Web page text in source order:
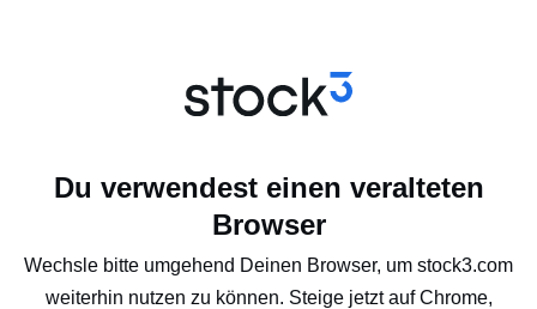
Du verwendest einen veralteten
Browser
Wechsle bitte umgehend Deinen Browser, um stock3.com
weiterhin nutzen zu können. Steige jetzt auf Chrome,